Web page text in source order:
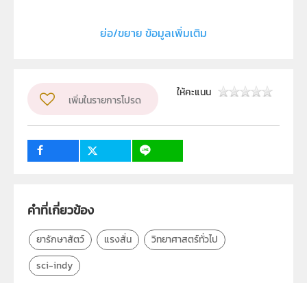
สถาบันส่งเสริมการสอนวิทยาศาสตร์และเทคโนโลยี (สสวท.)
วิชา
ป.1, ป.2, ป.3, ป.4, ป.5, ป.6, ม.1, ม.2, ม.3, ม.4, ม.5, ม.6
ย่อ/ขยาย ข้อมูลเพิ่มเติม
เพิ่มในรายการโปรด
ให้คะแนน
คำที่เกี่ยวข้อง
ยารักษาสัตว์ แรงสั่น
วิทยาศาสตร์ทั่วไป
sci-indy